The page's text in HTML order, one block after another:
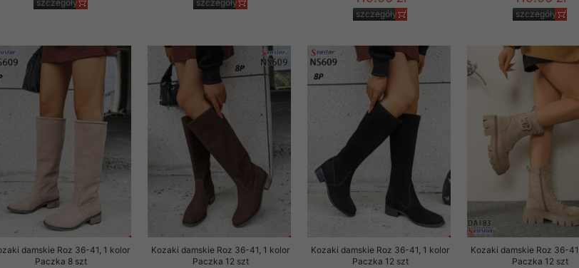
szczegóły szczegóły
szczegóły szczegóły
damskie Roz 36-41, 1 kolor
Paczka 8 szt
Kozaki damskie Roz 36-41, 1 kolor
Paczka 12 szt
Kozaki damskie Roz 36-41, 1 kolor
Paczka 12 szt
Kozaki damskie Roz 36-
Paczka 12 szt